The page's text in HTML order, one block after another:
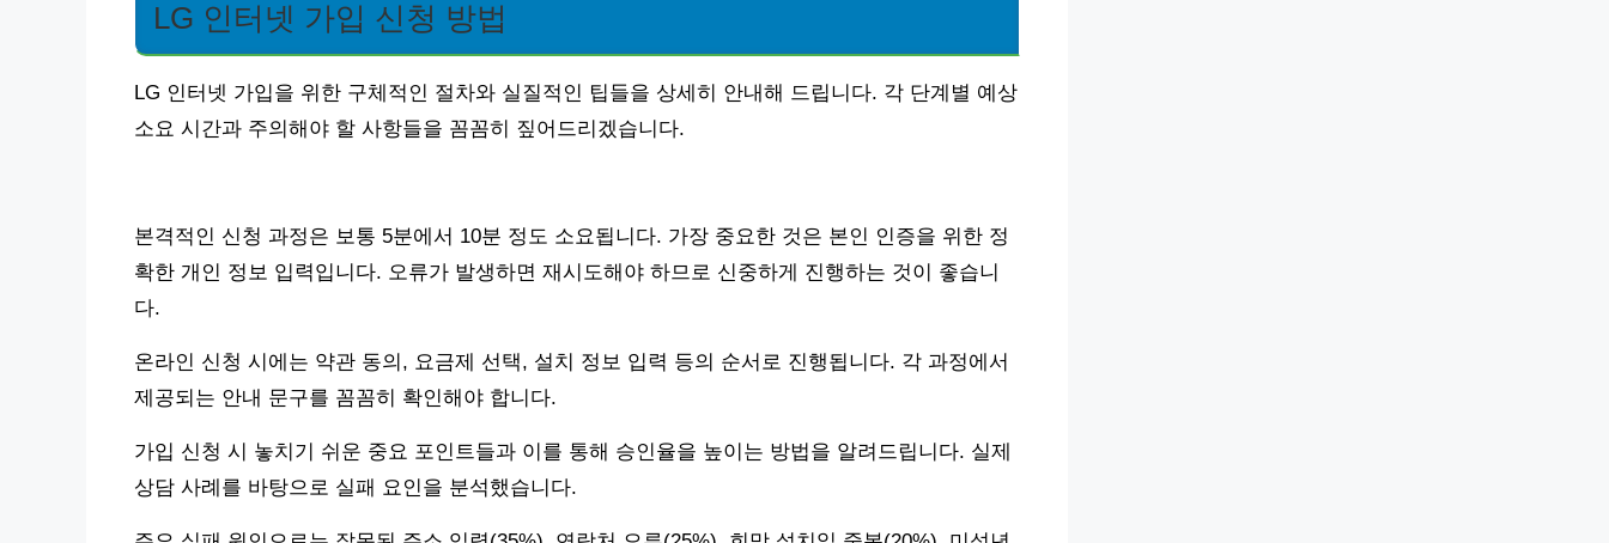
LG 인터넷 가입 신청 방법
LG 인터넷 가입을 위한 구체적인 절차와 실질적인 팁들을 상세히 안내해 드립니다. 각 단계별 예상
소요 시간과 주의해야 할 사항들을 꼼꼼히 짚어드리겠습니다.
본격적인 신청 과정은 보통 5분에서 10분 정도 소요됩니다. 가장 중요한 것은 본인 인증을 위한 정
확한 개인 정보 입력입니다. 오류가 발생하면 재시도해야 하므로 신중하게 진행하는 것이 좋습니
다.
온라인 신청 시에는 약관 동의, 요금제 선택, 설치 정보 입력 등의 순서로 진행됩니다. 각 과정에서
제공되는 안내 문구를 꼼꼼히 확인해야 합니다.
가입 신청 시 놓치기 쉬운 중요 포인트들과 이를 통해 승인율을 높이는 방법을 알려드립니다. 실제
상담 사례를 바탕으로 실패 요인을 분석했습니다.